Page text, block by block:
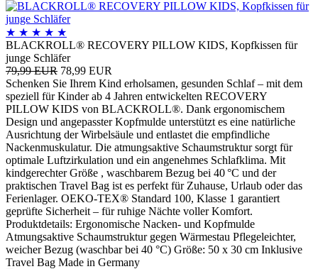
★ ★ ★ ★ ★
BLACKROLL® RECOVERY PILLOW KIDS, Kopfkissen für
junge Schläfer
79,99 EUR 78,99 EUR
Schenken Sie Ihrem Kind erholsamen, gesunden Schlaf – mit dem
speziell für Kinder ab 4 Jahren entwickelten RECOVERY
PILLOW KIDS von BLACKROLL®. Dank ergonomischem
Design und angepasster Kopfmulde unterstützt es eine natürliche
Ausrichtung der Wirbelsäule und entlastet die empfindliche
Nackenmuskulatur. Die atmungsaktive Schaumstruktur sorgt für
optimale Luftzirkulation und ein angenehmes Schlafklima. Mit
kindgerechter Größe , waschbarem Bezug bei 40 °C und der
praktischen Travel Bag ist es perfekt für Zuhause, Urlaub oder das
Ferienlager. OEKO-TEX® Standard 100, Klasse 1 garantiert
geprüfte Sicherheit – für ruhige Nächte voller Komfort.
Produktdetails: Ergonomische Nacken- und Kopfmulde
Atmungsaktive Schaumstruktur gegen Wärmestau Pflegeleichter,
weicher Bezug (waschbar bei 40 °C) Größe: 50 x 30 cm Inklusive
Travel Bag Made in Germany